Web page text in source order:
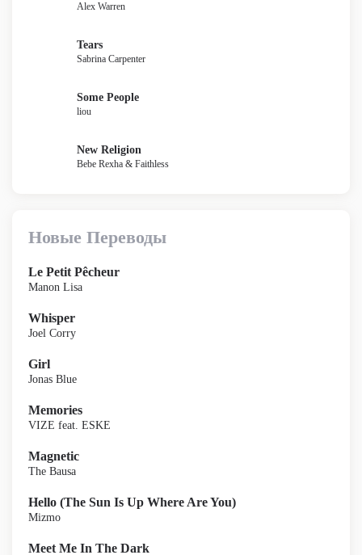
Alex Warren
Tears
Sabrina Carpenter
Some People
liou
New Religion
Bebe Rexha & Faithless
Новые Переводы
Le Petit Pêcheur
Manon Lisa
Whisper
Joel Corry
Girl
Jonas Blue
Memories
VIZE feat. ESKE
Magnetic
The Bausa
Hello (The Sun Is Up Where Are You)
Mizmo
Meet Me In The Dark